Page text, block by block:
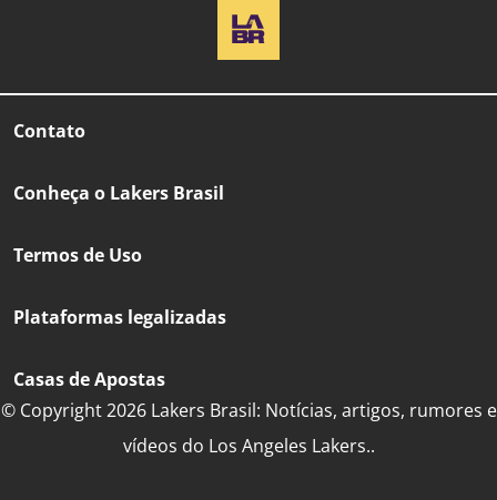
Contato
Conheça o Lakers Brasil
Termos de Uso
Plataformas legalizadas
Casas de Apostas
© Copyright 2026 Lakers Brasil: Notícias, artigos, rumores e
vídeos do Los Angeles Lakers..